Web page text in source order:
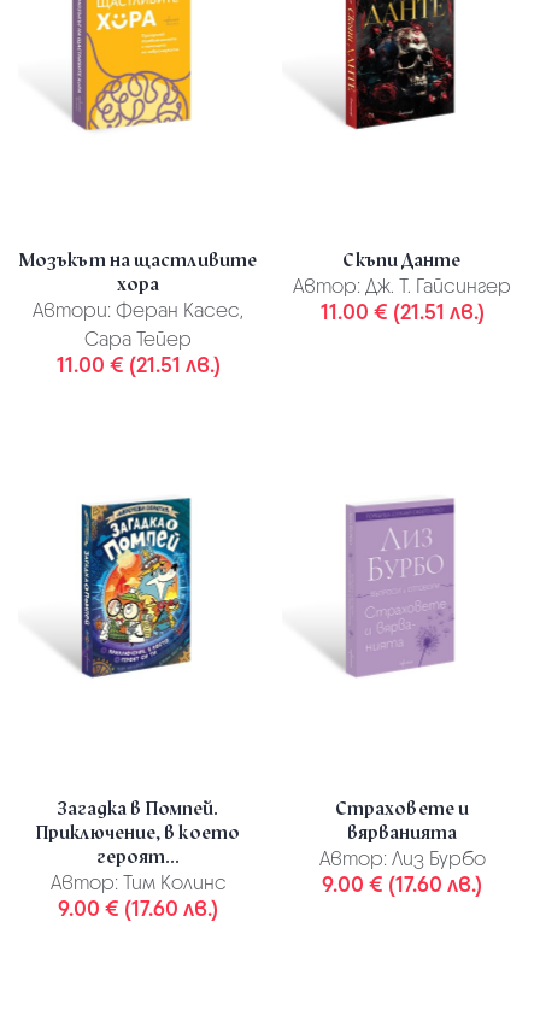
Мозъкът на щастливите
хора
Автори: Феран Касес,
Сара Тейер
11.00 € (21.51 лв.)
Скъпи Данте
Автор: Дж. Т. Гайсингер
11.00 € (21.51 лв.)
Загадка в Помпей.
Приключение, в което
героят...
Автор: Тим Колинс
9.00 € (17.60 лв.)
Страховете и
вярванията
Автор: Лиз Бурбо
9.00 € (17.60 лв.)